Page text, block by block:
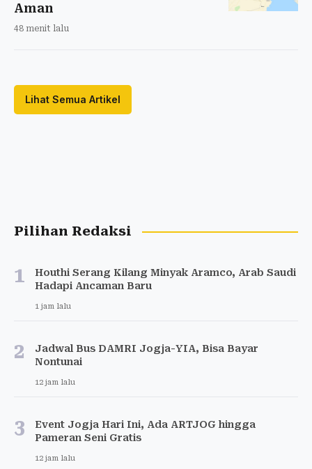
Aman
48 menit lalu
Lihat Semua Artikel
Pilihan Redaksi
1
Houthi Serang Kilang Minyak Aramco, Arab Saudi
Hadapi Ancaman Baru
1 jam lalu
2
Jadwal Bus DAMRI Jogja-YIA, Bisa Bayar
Nontunai
12 jam lalu
3
Event Jogja Hari Ini, Ada ARTJOG hingga
Pameran Seni Gratis
12 jam lalu